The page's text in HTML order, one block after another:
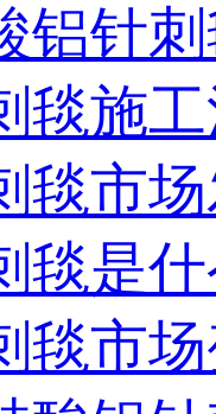
铝针
毯施
毯市
毯是
毯市